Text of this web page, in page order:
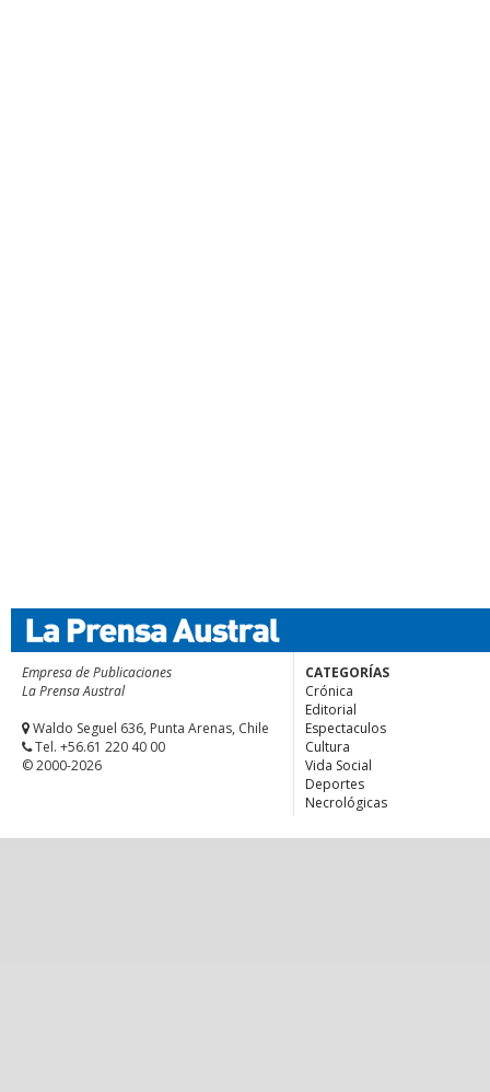
Empresa de Publicaciones
La Prensa Austral
Waldo Seguel 636, Punta Arenas, Chile
Tel. +56.61 220 40 00
© 2000-2026
CATEGORÍAS
Crónica
Editorial
Espectaculos
Cultura
Vida Social
Deportes
Necrológicas